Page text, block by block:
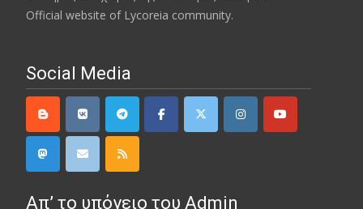
Official website of Lycoreia community.
Social Media
Απ’ το υπόγειο του Admin